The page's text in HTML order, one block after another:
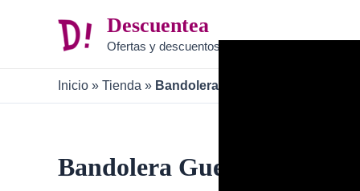
Descuentea
Ofertas y descuentos
Inicio » Tienda » Bandolera Guess B0C6ZNC1LS
Bandolera Guess